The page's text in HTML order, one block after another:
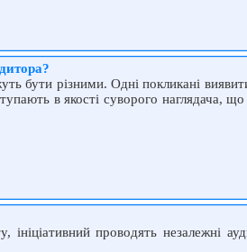
бути різними. Одні покликані
в якості суворого наглядача,
ініціативний проводять незалежні